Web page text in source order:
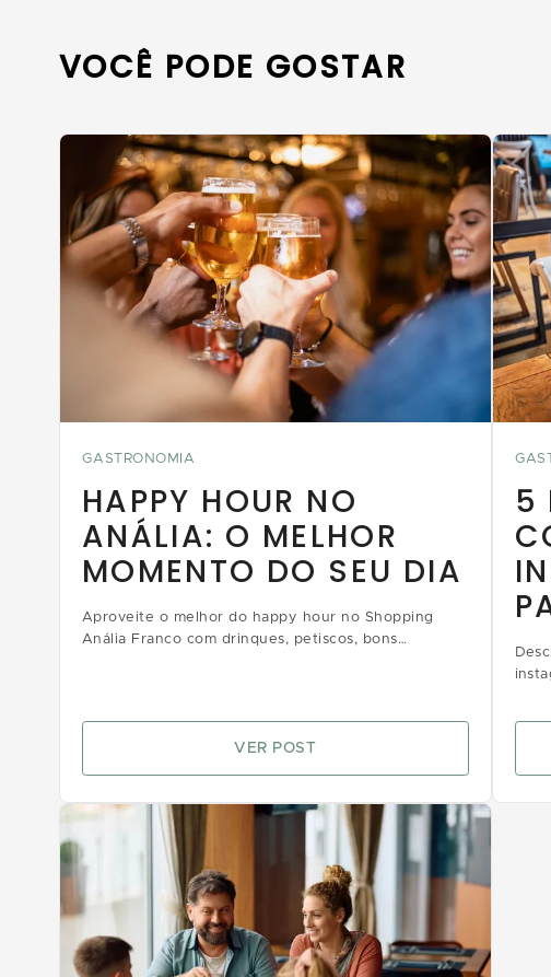
VOCÊ PODE GOSTAR
GASTRONOMIA
HAPPY HOUR NO
ANÁLIA: O MELHOR
MOMENTO DO SEU DIA
Aproveite o melhor do happy hour no Shopping
Anália Franco com drinques, petiscos, bons
VER POST
5